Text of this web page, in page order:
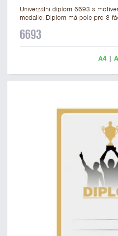
Univerzální diplom 6693 s
medaile. Diplom má pole pro 3
Tento univerzální diplom je
6693
A4|